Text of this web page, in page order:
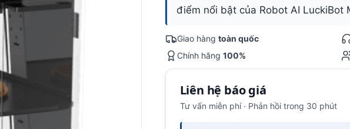
điểm nổi bật của Robot AI LuckiBot
Giao hàng toàn quốc
Chính hãng 100%
Liên hệ báo giá
Tư vấn miễn phí · Phản hồi trong 30 phút